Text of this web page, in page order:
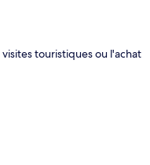
touristiques ou l'achat